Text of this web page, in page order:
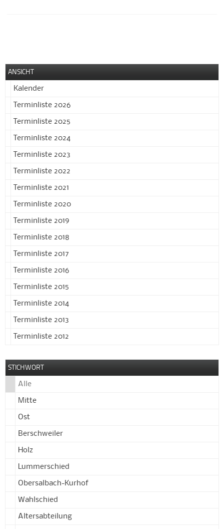
ANSICHT
Kalender
Terminliste 2026
Terminliste 2025
Terminliste 2024
Terminliste 2023
Terminliste 2022
Terminliste 2021
Terminliste 2020
Terminliste 2019
Terminliste 2018
Terminliste 2017
Terminliste 2016
Terminliste 2015
Terminliste 2014
Terminliste 2013
Terminliste 2012
STICHWORT
Alle
Mitte
Ost
Berschweiler
Holz
Lummerschied
Obersalbach-Kurhof
Wahlschied
Altersabteilung